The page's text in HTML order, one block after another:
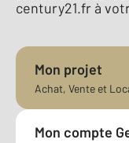
century21.fr à
Mon projet
Achat, Vente et
Mon compte